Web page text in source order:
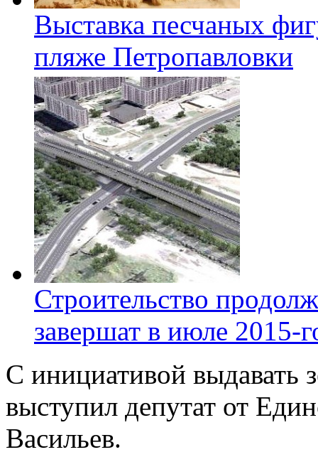
Выставка песчаных
пляже Петропавловки
Строительство
завершат в июле 2015-
С инициативой выдавать
выступил депутат от
Васильев.